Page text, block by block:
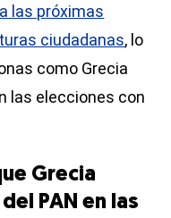
las próximas
ciudadanas, lo
como Grecia
las elecciones con
Grecia
PAN en las